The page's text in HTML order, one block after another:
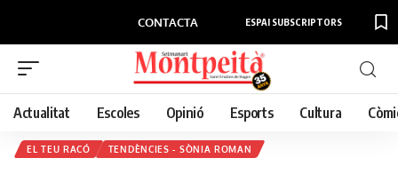
CONTACTA ESPAI SUBSCRIPTORS
Actualitat Escoles Opinió Esports Cultura
EL TEU RACÓ TENDÈNCIES - SÒNIA ROMAN